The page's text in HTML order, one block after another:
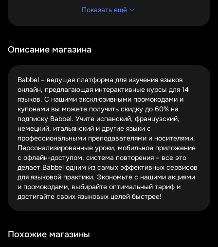
оплаты, и система автоматически применит скидку к
особенно на длительные подписки. Проверяйте
действуют ограниченное время.
Чем дольше срок подписки, тем больше вы экономите.
бы вы платили помесячно. Babbel регулярно предлагает
специальные условия для новых пользователей,
выбирающих долгосрочные планы обучения. Сравните
тарифы – разница может вас приятно удивить.
Черная пятница, Новый год, День всех влюбленных – в
эти периоды Babbel обычно запускает особые акции.
Подпишитесь на рассылку или проверяйте наш раздел
купонов, чтобы не пропустить лучшие предложения
года. Иногда скидки достигают рекордных значений
именно в праздничные дни.
Преимущества обучения с Babbel
Доступ к мобильному приложению
Показать ещё
Описание магазина
Babbel – ведущая платформа для изучения языков
онлайн, предлагающая интерактивные курсы для 14
языков. С нашими эксклюзивными промокодами и
купонами вы можете получить скидку до 60% на
подписку Babbel. Учите испанский, французский,
немецкий, итальянский и другие языки с
профессиональными преподавателями и носителями.
Персонализированные уроки, мобильное приложение
с офлайн-доступом, система повторения – все это
делает Babbel одним из самых эффективных сервисов
для языковой практики. Экономьте с нашими акциями
и промокодами, выбирайте оптимальный тариф и
достигайте своих языковых целей быстрее!
Похожие магазины